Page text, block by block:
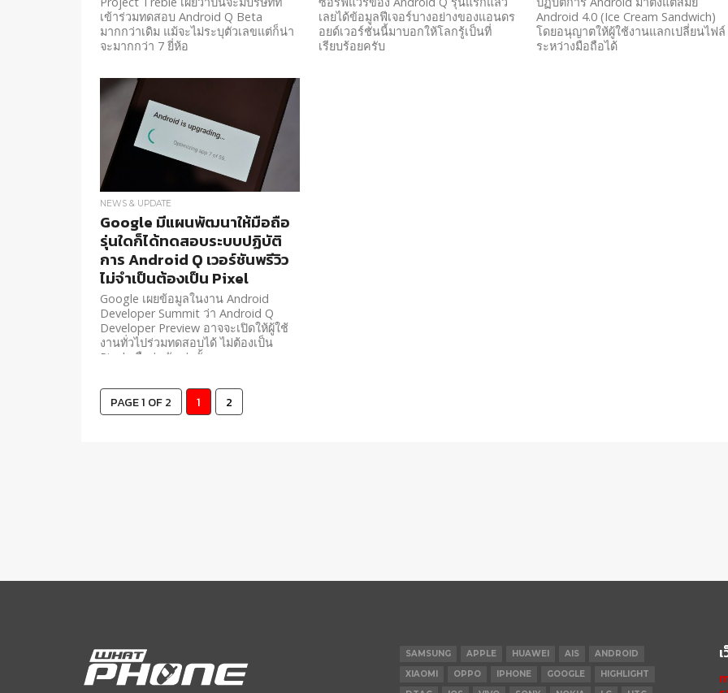
เข้าร่วมทดสอบ Android Q Beta
มากกว่าเดิม แม้จะไม่ระบุตัวเลขแต่ก็น่า
จะมากกว่า 7 ยี่ห้อ
เลยได้ข้อมูลฟีเจอร์บางอย่างของแอนดร
อยด์เวอร์ชั่นนี้มาบอกให้โลกรู้เป็นที่
เรียบร้อยครับ
Android 4.0 (Ice Cream Sandwich)
โดยอนุญาตให้ผู้ใช้งานแลกเปลี่ยนไฟล์
ระหว่างมือถือได้
NEWS & UPDATE
Google มีแผนพัฒนาให้มือถือ
รุ่นใดก็ได้ทดสอบระบบปฏิบัติ
การ Android Q เวอร์ชันพรีวิว
ไม่จำเป็นต้องเป็น Pixel
Google เผยข้อมูลในงาน Android
Developer Summit ว่า Android Q
Developer Preview อาจจะเปิดให้ผู้ใช้
งานทั่วไปร่วมทดสอบได้ ไม่ต้องเป็น
Pixel หรือรุ่นดังเท่านั้น
PAGE 1 OF 2 1 2
SAMSUNG APPLE HUAWEI AIS
ANDROID
XIAOMI
OPPO IPHONE GOOGLE
HIGHLIGHT